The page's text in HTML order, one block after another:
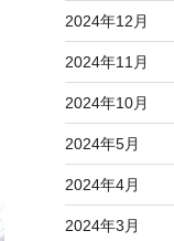
2024年12月
2024年11月
2024年10月
2024年5月
2024年4月
2024年3月